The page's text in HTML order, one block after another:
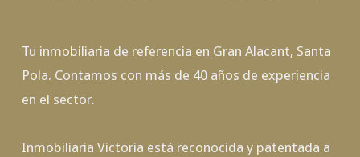
Tu inmobiliaria de referencia en Gran Alacant, Santa
Pola. Contamos con más de 40 años de experiencia
en el sector.
Inmobiliaria Victoria está reconocida y patentada a